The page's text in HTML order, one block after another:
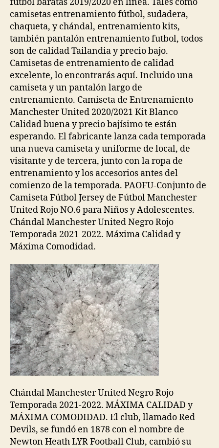
camisetas entrenamiento fútbol, sudadera,
chaqueta, y chándal, entrenamiento kits,
también pantalón entrenamiento futbol, todos
son de calidad Tailandia y precio bajo.
Camisetas de entrenamiento de calidad
excelente, lo encontrarás aquí. Incluido una
camiseta y un pantalón largo de
entrenamiento. Camiseta de Entrenamiento
Manchester United 2020/2021 Kit Blanco
Calidad buena y precio bajísimo te están
esperando. El fabricante lanza cada temporada
una nueva camiseta y uniforme de local, de
visitante y de tercera, junto con la ropa de
entrenamiento y los accesorios antes del
comienzo de la temporada. PAOFU-Conjunto de
Camiseta Fútbol Jersey de Fútbol Manchester
United Rojo NO.6 para Niños y Adolescentes.
Chándal Manchester United Negro Rojo
Temporada 2021-2022. Máxima Calidad y
Máxima Comodidad.
Chándal Manchester United Negro Rojo
Temporada 2021-2022. MÁXIMA CALIDAD y
MÁXIMA COMODIDAD. El club, llamado Red
Devils, se fundó en 1878 con el nombre de
Newton Heath LYR Football Club, cambió su